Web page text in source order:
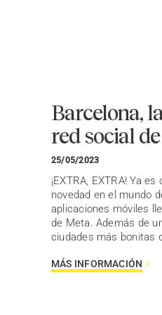
Barcelona,
red social
25/05/2023
¡EXTRA, EXTRA! Ya
novedad en el mundo
aplicaciones móviles
de Meta. Además de
ciudades más bonitas
MÁS INFORMACIÓN